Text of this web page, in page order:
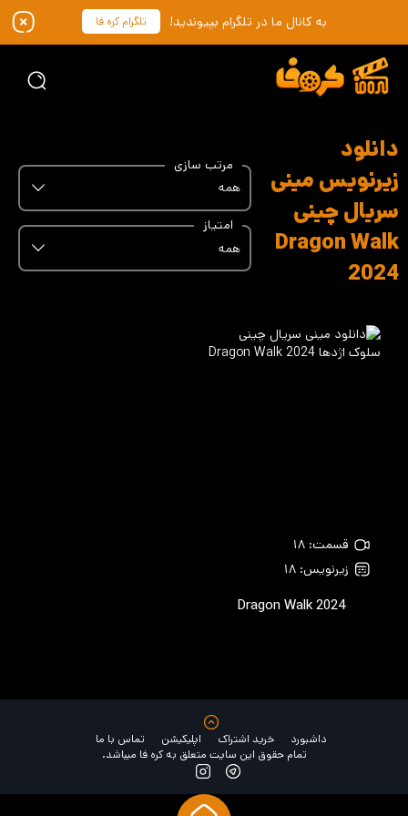
به کانال ما در تلگرام بپیوندید! تلگرام کره فا
دانلود
زیرنویس مینی
سریال چینی
Dragon Walk
2024
مرتب سازی
همه
امتیاز
همه
قسمت: ۱۸
زیرنویس: ۱۸
Dragon Walk2024
داشبورد خرید اشتراک اپلیکیشن
تماس با ما
تمام حقوق این سایت متعلق به کره فا میباشد.